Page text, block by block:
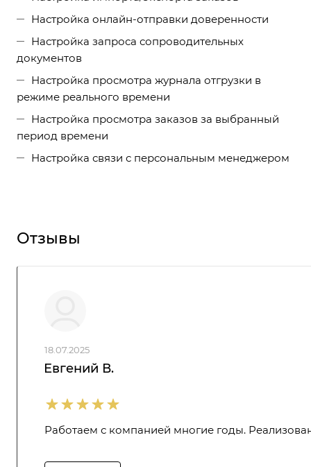
Настройка онлайн-отправки доверенности
Настройка запроса сопроводительных
документов
Настройка просмотра журнала отгрузки в
режиме реального времени
Настройка просмотра заказов за выбранный
период времени
Настройка связи с персональным менеджером
Отзывы
18.07.2025
Евгений В.
Работаем с компанией многие годы.